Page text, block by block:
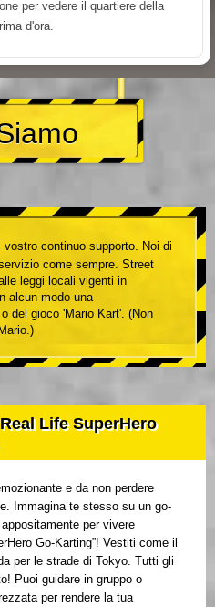
per vedere il quartiere della
d'ora.
vostro continuo supporto. Noi di
come sempre. Street
leggi locali vigenti in
alcun modo una
del gioco 'Mario Kart'. (Non
Life SuperHero
e da non perdere
Immagina te stesso su un go-
per vivere
Go-Karting”! Vestiti come il
per le strade di Tokyo. Tutti gli
Puoi guidare in gruppo o
per rendere la tua